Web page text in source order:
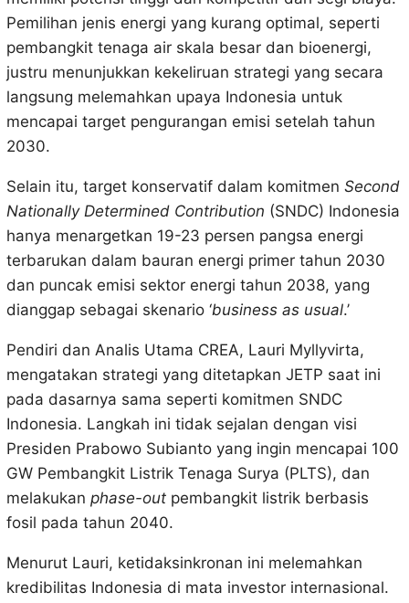
Pemilihan jenis energi yang kurang optimal, seperti
pembangkit tenaga air skala besar dan bioenergi,
justru menunjukkan kekeliruan strategi yang secara
langsung melemahkan upaya Indonesia untuk
mencapai target pengurangan emisi setelah tahun
2030.
Selain itu, target konservatif dalam komitmen Second
Nationally Determined Contribution (SNDC) Indonesia
hanya menargetkan 19-23 persen pangsa energi
terbarukan dalam bauran energi primer tahun 2030
dan puncak emisi sektor energi tahun 2038, yang
dianggap sebagai skenario ‘business as usual.’
Pendiri dan Analis Utama CREA, Lauri Myllyvirta,
mengatakan strategi yang ditetapkan JETP saat ini
pada dasarnya sama seperti komitmen SNDC
Indonesia. Langkah ini tidak sejalan dengan visi
Presiden Prabowo Subianto yang ingin mencapai 100
GW Pembangkit Listrik Tenaga Surya (PLTS), dan
melakukan phase-outpembangkit listrik berbasis
fosil pada tahun 2040.
Menurut Lauri, ketidaksinkronan ini melemahkan
kredibilitas Indonesia di mata investor internasional.